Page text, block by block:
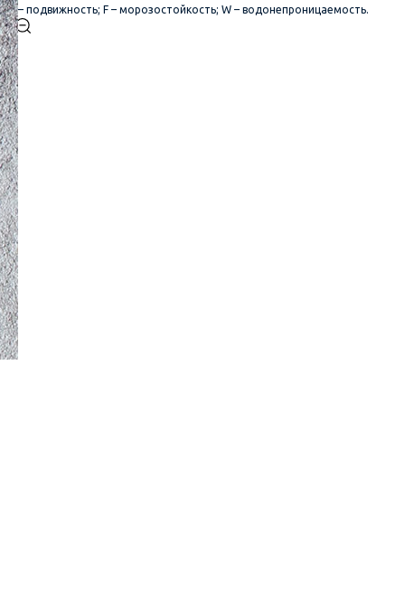
– подвижность; F – морозостойкость; W – водонепроницаемость.